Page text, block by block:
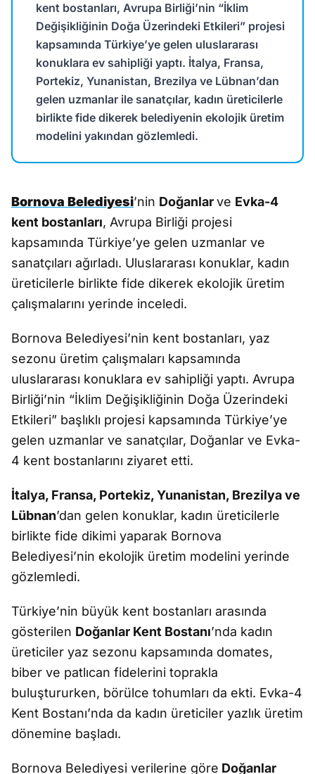
kent bostanları, Avrupa Birliği’nin “İklim
Değişikliğinin Doğa Üzerindeki Etkileri” projesi
kapsamında Türkiye’ye gelen uluslararası
konuklara ev sahipliği yaptı. İtalya, Fransa,
Portekiz, Yunanistan, Brezilya ve Lübnan’dan
gelen uzmanlar ile sanatçılar, kadın üreticilerle
birlikte fide dikerek belediyenin ekolojik üretim
modelini yakından gözlemledi.
Bornova Belediyesi’nin Doğanlarve Evka-4
kent bostanları, Avrupa Birliği projesi
kapsamında Türkiye’ye gelen uzmanlar ve
sanatçıları ağırladı. Uluslararası konuklar, kadın
üreticilerle birlikte fide dikerek ekolojik üretim
çalışmalarını yerinde inceledi.
Bornova Belediyesi’nin kent bostanları, yaz
sezonu üretim çalışmaları kapsamında
uluslararası konuklara ev sahipliği yaptı. Avrupa
Birliği’nin “İklim Değişikliğinin Doğa Üzerindeki
Etkileri” başlıklı projesi kapsamında Türkiye’ye
gelen uzmanlar ve sanatçılar, Doğanlar ve Evka-
4 kent bostanlarını ziyaret etti.
İtalya, Fransa, Portekiz, Yunanistan, Brezilya ve
Lübnan’dan gelen konuklar, kadın üreticilerle
birlikte fide dikimi yaparak Bornova
Belediyesi’nin ekolojik üretim modelini yerinde
gözlemledi.
Türkiye’nin büyük kent bostanları arasında
gösterilen Doğanlar Kent Bostanı’nda kadın
üreticiler yaz sezonu kapsamında domates,
biber ve patlıcan fidelerini toprakla
buluştururken, börülce tohumları da ekti. Evka-4
Kent Bostanı’nda da kadın üreticiler yazlık üretim
dönemine başladı.
Bornova Belediyesi verilerine göre Doğanlar